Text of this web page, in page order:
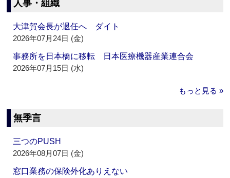
人事・組織
大津賀会長が退任へ ダイト
2026年07月24日 (金)
事務所を日本橋に移転 日本医療機器産業連合会
2026年07月15日 (水)
もっと見る »
無季言
三つのPUSH
2026年08月07日 (金)
窓口業務の保険外化ありえない